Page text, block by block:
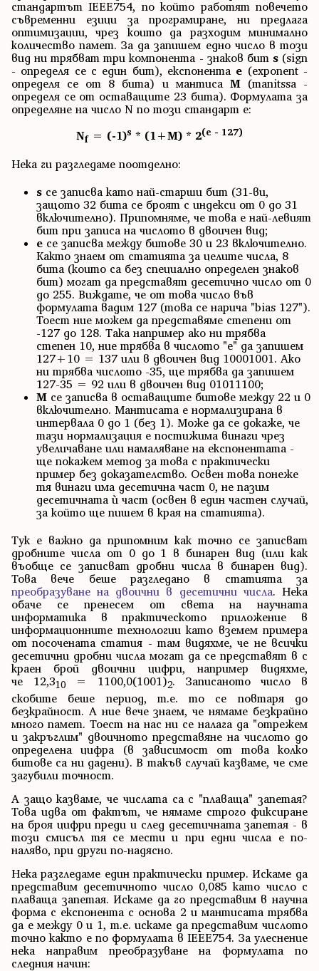
стандартът IEEE754, по който работят повечето
съвременни езици за програмиране, ни предлага
оптимизации, чрез които да разходим минимално
количество памет. За да запишем едно число в този
вид ни трябват три компонента - знаков бит s(sign
- определя се с един бит), експонента e (exponent -
определя се от 8 бита) и мантиса M(manitssa -
определя се от оставащите 23 бита). Формулата за
определяне на число N по този стандарт е:
Nf= (-1)s * (1+M) * 2(e - 127)
Нека ги разгледаме поотделно:
s се записва като най-старши бит (31-ви,
защото 32 бита се броят с индекси от 0 до 31
включително). Припомняме, че това е най-левият
бит при записа на числото в двоичен вид;
е се записва между битове 30 и 23 включително.
Както знаем от статията за целите числа, 8
бита (които са без специално определен знаков
бит) могат да представят десетично число от 0
до 255. Виждате, че от това число във
формулата вадим 127 (това се нарича "bias 127").
Тоест ние можем да представяме степени от
-127 до 128. Така например ако ни трябва
степен 10, ние трябва в числото "е" да запишем
127+10 = 137 или в двоичен вид 10001001. Ако
ни трябва числото -35, ще трябва да запишем
127-35 = 92 или в двоичен вид 01011100;
M се записва в оставащите битове между 22 и 0
включително. Мантисата е нормализирана в
интервала 0 до 1 (без 1). Може да се докаже, че
тази нормализация е постижима винаги чрез
увеличаване или намаляване на експонентата -
ще покажем метод за това с практически
пример без доказателство. Освен това понеже
тя винаги има десетична част 0, не пазим
десетичната ѝ част (освен в един частен случай,
за който ще пишем в края на статията).
Тук е важно да припомним как точно се записват
дробните числа от 0 до 1 в бинарен вид (или как
въобще се записват дробни числа в бинарен вид).
Това вече беше разгледано в статията за
преобразуване на двоични в десетични числа. Нека
обаче се пренесем от света на научната
информатика в практическото приложение в
информационните технологии като вземем примера
от посочената статия - там видяхме, че не всички
десетични дробни числа могат да се представят в с
краен брой двоични цифри, например видяхме,
че 12,310= 1100,0(1001)2. Записаното число в
скобите беше период, т.е. то се повтаря до
безкрайност. А ние вече знаем, че нямаме безкрайно
много памет. Тоест на нас ни се налага да "отрежем
и закръглим" двоичното представяне на числото до
определена цифра (в зависимост от това колко
битове са ни дадени). В такъв случай казваме, че сме
загубили точност.
А защо казваме, че числата са с "плаваща" запетая?
Това идва от фактът, че нямаме строго фиксиране
на броя цифри преди и след десетичната запетая - в
този смисъл тя се мести и при едни числа е по-
наляво, при други по-надясно.
Нека разгледаме един практически пример. Искаме да
представим десетичното число 0,085 като число с
плаваща запетая. Искаме да го представим в научна
форма с експонента с основа 2 и мантисата трябва
да е между 0 и 1, т.е. искаме да представим числото
точно както е по формулата в IEEE754. За улеснение
нека направим преобразуване на формулата по
следния начин: